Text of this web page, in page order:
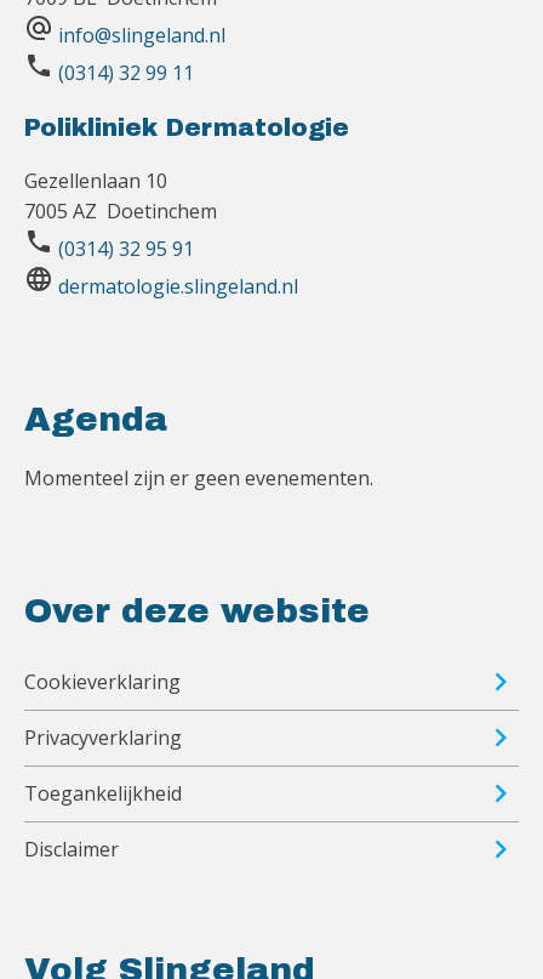
alternate_email info@slingeland.nl
phone (0314) 32 99 11
Polikliniek Dermatologie
Gezellenlaan 10
7005 AZ Doetinchem
phone (0314) 32 95 91
language dermatologie.slingeland.nl
Volg Slingeland
Agenda
Momenteel zijn er geen evenementen.
Over deze website
Cookieverklaring
Privacyverklaring
Toegankelijkheid
Disclaimer